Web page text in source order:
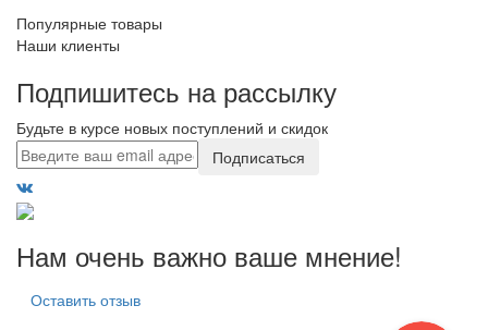
Популярные товары
Наши клиенты
Подпишитесь на рассылку
Будьте в курсе новых поступлений и скидок
Подписаться
Нам очень важно ваше мнение!
Оставить отзыв